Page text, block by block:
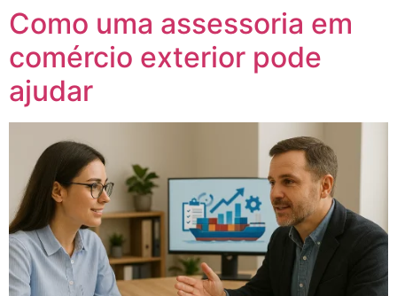
Como uma assessoria em
comércio exterior pode
ajudar